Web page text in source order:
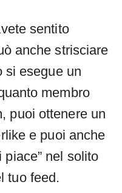
sentito
anche strisciare
si esegue un
membro
puoi ottenere un
e puoi anche
piace” nel solito
tuo feed.